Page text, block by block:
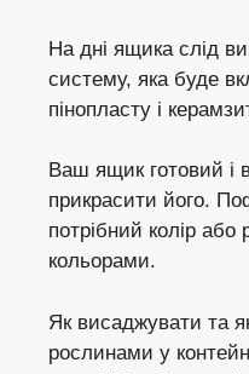
На дні ящика слід
систему, яка буде
пінопласту і
Ваш ящик готовий і
прикрасити його.
потрібний колір
кольорами.
Як висаджувати та
рослинами у